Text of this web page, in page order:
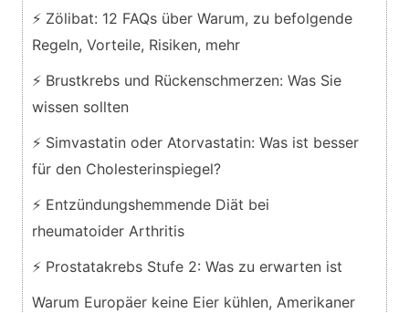
⚡ Zölibat: 12 FAQs über Warum, zu befolgende
Regeln, Vorteile, Risiken, mehr
⚡ Brustkrebs und Rückenschmerzen: Was Sie
wissen sollten
⚡ Simvastatin oder Atorvastatin: Was ist besser
für den Cholesterinspiegel?
⚡ Entzündungshemmende Diät bei
rheumatoider Arthritis
⚡ Prostatakrebs Stufe 2: Was zu erwarten ist
Warum Europäer keine Eier kühlen, Amerikaner